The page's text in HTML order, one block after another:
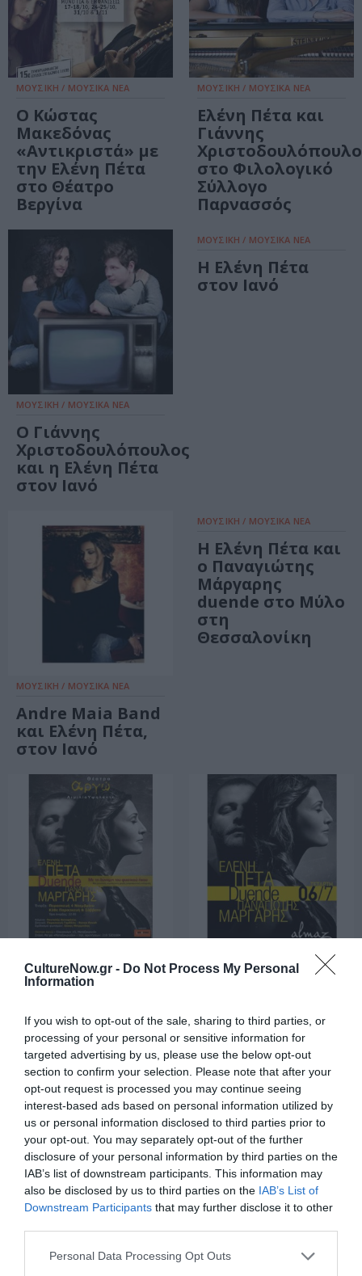
CultureNow.gr - Do Not Process My Personal
Information
If you wish to opt-out of the sale, sharing to third parties, or
processing of your personal or sensitive information for
targeted advertising by us, please use the below opt-out
section to confirm your selection. Please note that after your
opt-out request is processed you may continue seeing
interest-based ads based on personal information utilized by
us or personal information disclosed to third parties prior to
your opt-out. You may separately opt-out of the further
disclosure of your personal information by third parties on the
IAB’s list of downstream participants. This information may
also be disclosed by us to third parties on the IAB’s List of
Downstream Participants that may further disclose it to other
Personal Data Processing Opt Outs
ΜΟΥΣΙΚΗ / ΜΟΥΣΙΚΑ ΝΕΑ
Ο Κώστας
Μακεδόνας
«Αντικριστά» με
την Ελένη Πέτα
στο Θέατρο
Βεργίνα
ΜΟΥΣΙΚΗ / ΜΟΥΣΙΚΑ ΝΕΑ
Ελένη Πέτα και
Γιάννης
στο Φιλολογικό
Σύλλογο
Παρνασσός
ΜΟΥΣΙΚΗ / ΜΟΥΣΙΚΑ ΝΕΑ
Ο Γιάννης
Χριστοδουλόπουλος
και η Ελένη Πέτα
στον Ιανό
ΜΟΥΣΙΚΗ / ΜΟΥΣΙΚΑ ΝΕΑ
Η Ελένη Πέτα
στον Ιανό
ΜΟΥΣΙΚΗ / ΜΟΥΣΙΚΑ ΝΕΑ
Andre Maia Band
και Ελένη Πέτα,
στον Ιανό
ΜΟΥΣΙΚΗ / ΜΟΥΣΙΚΑ ΝΕΑ
Η Ελένη Πέτα και
ο Παναγιώτης
Μάργαρης
duende στο Μύλο
στη
Θεσσαλονίκη
Η Ελένη Πέτα και
Μάργαρης στο
θέατρο Αργώ
Ελένη Πέτα και
Μάργαρης:
Duende στο
Almaz